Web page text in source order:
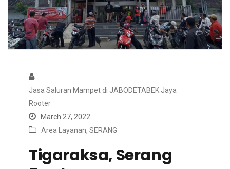
Jasa Saluran Mampet di JABODETABEK Jaya
Rooter
March 27, 2022
Area Layanan, SERANG
Tigaraksa, Serang